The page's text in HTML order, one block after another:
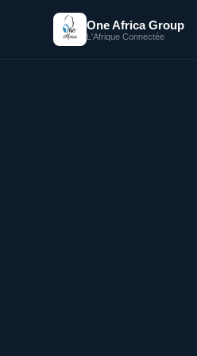
One Africa Group
L'Afrique Connectée